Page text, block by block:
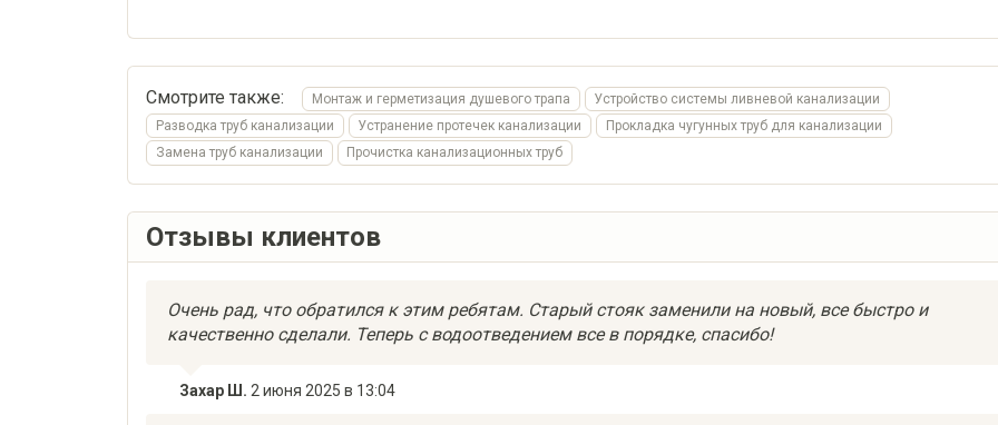
Смотрите также: Монтаж и герметизация душевого трапа
Устройство системы ливневой канализации
Разводка труб канализации
Устранение протечек канализации
Прокладка чугунных труб для канализации
Замена труб канализации
Прочистка канализационных труб
Отзывы клиентов
Очень рад, что обратился к этим ребятам. Старый стояк заменили на новый, все быстро и
качественно сделали. Теперь с водоотведением все в порядке, спасибо!
Захар Ш. 2 июня 2025 в 13:04